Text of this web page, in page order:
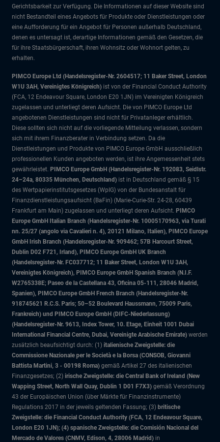
Gerichtsbarkeit zur Verfügung. Die Informationen auf dieser Website sind
nicht Bestandteil eines Angebots für Produkte oder Dienstleistungen oder
eine Aufforderung für ein Angebot für Personen außerhalb Deutschland,
denen es untersagt ist, derartige Informationen gemäß den Gesetzen, die
für ihre Staatsbürgerschaft, ihren Wohnsitz oder Wohnort gelten, zu
erhalten.
PIMCO Europe Ltd (Handelsregister-Nr. 2604517; 11 Baker Street, London
W1U 3AH, Vereinigtes Königreich) ist von der Financial Conduct Authority
(FCA, 12 Endeavour Square, London E20 1JN) im Vereinigten Königreich
zugelassen und unterliegt deren Aufsicht. Die von PIMCO Europe Ltd
angebotenen Dienstleistungen sind nicht für Privatanleger erhältlich.
Diese sollten sich nicht auf die vorliegende Mitteilung verlassen, sondern
sich mit ihrem Finanzberater in Verbindung setzen. Da die
Dienstleistungen und Produkte von PIMCO Europe GmbH ausschließlich
professionellen Kunden angeboten werden, ist ihre Angemessenheit stets
gewährleistet. PIMCO Europe GmbH (Handelsregister-Nr. 192083, Seidlstr.
24–24a, 80335 München, Deutschland) ist in Deutschland gemäß § 15
des Wertpapierinstitutsgesetzes (WpIG) von der Bundesanstalt für
Finanzdienstleistungsaufsicht (BaFin) (Marie-Curie-Str. 24-28, 60439
Frankfurt am Main) zugelassen und unterliegt deren Aufsicht. PIMCO
Europe GmbH Italian Branch (Handelsregister-Nr. 10005170963, via Turati
nn. 25/27 (angolo via Cavalieri n. 4), 20121 Milano, Italien), PIMCO Europe
GmbH Irish Branch (Handelsregister-Nr. 909462; 57B Harcourt Street,
Dublin D02 F721, Irland), PIMCO Europe GmbH UK Branch
(Handelsregister-Nr. FC037712; 11 Baker Street, London W1U 3AH,
Vereinigtes Königreich), PIMCO Europe GmbH Spanish Branch (N.I.F.
W2765338E; Paseo de la Castellana 43, Oficina 05-111, 28046 Madrid,
Spanien), PIMCO Europe GmbH French Branch (Handelsregister-Nr.
918745621 R.C.S. Paris; 50–52 Boulevard Haussmann, 75009 Paris,
Frankreich) und PIMCO Europe GmbH (DIFC-Niederlassung)
(Handelsregister-Nr. 9613, Index Tower, 10. Etage, Einheit 1001 Dubai
International Financial Centre, Dubai, Vereinigte Arabische Emirate) werden
zusätzlich beaufsichtigt durch: (1) italienische Zweigstelle: die
Commissione Nazionale per le Società e la Borsa (CONSOB, Giovanni
Battista Martini, 3 - 00198 Roma) gemäß Artikel 27 des italienischen
Finanzgesetzes; (2) irische Zweigstelle: die Central Bank of Ireland (New
Wapping Street, North Wall Quay, Dublin 1 D01 F7X3) gemäß Verordnung
43 der Europäischen Union (über Märkte für Finanzinstrumente)
Regulations 2017 in der jeweils geltenden Fassung; (3) britische
Zweigstelle: die Financial Conduct Authority (FCA, 12 Endeavour Square,
London E20 1JN); (4) spanische Zweigstelle: die Comisión Nacional del
Mercado de Valores (CNMV, Edison, 4, 28006 Madrid) in